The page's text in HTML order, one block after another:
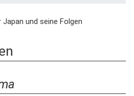
und seine Folgen